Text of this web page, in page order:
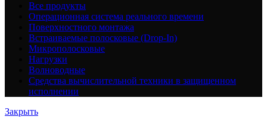
Все продукты
Операционная система реального времени
Поверхностного монтажа
Встраиваемые полосковые (Drop-In)
Микрополосковые
Нагрузки
Волноводные
Средства вычислительной техники в защищенном
исполнении
Закрыть